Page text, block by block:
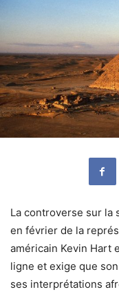
La controverse sur la
en février de la
américain Kevin Hart
ligne et exige que
ses interprétations